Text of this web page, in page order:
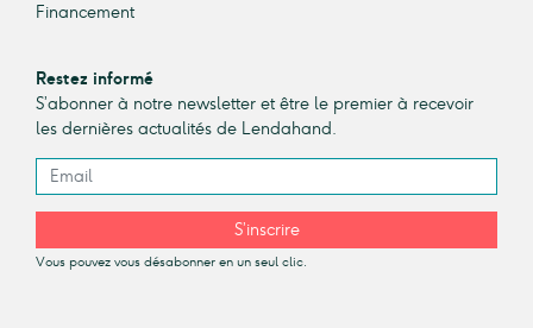
Financement
Restez informé
S’abonner à notre newsletter et être le premier à recevoir
les dernières actualités de Lendahand.
S’inscrire
Vous pouvez vous désabonner en un seul clic.